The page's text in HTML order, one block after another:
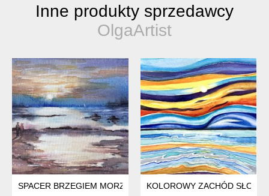
Inne produkty sprzedawcy
OlgaArtist
SPACER BRZEGIEM MORZA ORYGINALNA AKWARELA NA
KOLOROWY ZACHÓD